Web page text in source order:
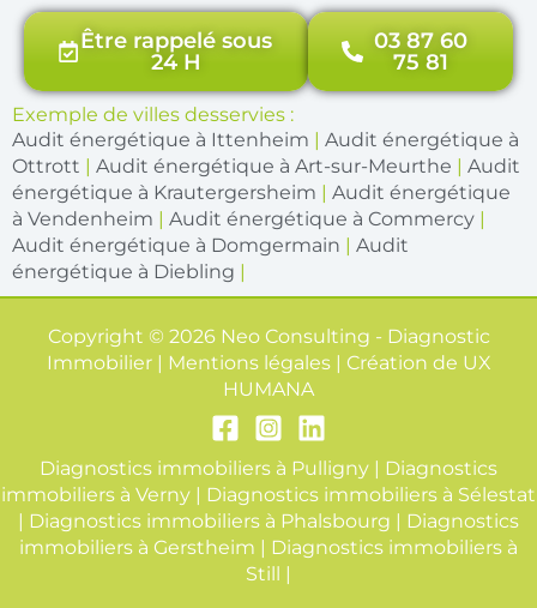
Être rappelé sous
24 H
03 87 60
75 81
Exemple de villes desservies :
Audit énergétique à Ittenheim | Audit énergétique à
Ottrott | Audit énergétique à Art-sur-Meurthe | Audit
énergétique à Krautergersheim | Audit énergétique
à Vendenheim | Audit énergétique à Commercy |
Audit énergétique à Domgermain | Audit
énergétique à Diebling |
Copyright © 2026 Neo Consulting - Diagnostic
Immobilier | Mentions légales | Création de UX
HUMANA
Diagnostics immobiliers à Pulligny | Diagnostics
immobiliers à Verny | Diagnostics immobiliers à Sélestat
| Diagnostics immobiliers à Phalsbourg | Diagnostics
immobiliers à Gerstheim | Diagnostics immobiliers à
Still |